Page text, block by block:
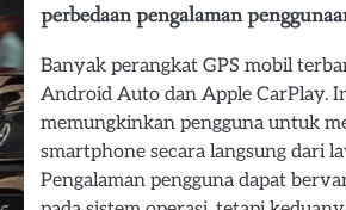
perbedaan pengalaman
Banyak perangkat GPS mobil
Android Auto dan Apple CarPlay.
memungkinkan pengguna untuk
smartphone secara langsung dari
Pengalaman pengguna dapat